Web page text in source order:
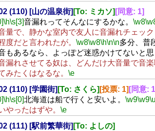
(110) [山の温泉街] [To: ミカソ] [同意: 1]
\h\s[3]音漏れってそんなにするかな。 \w8
量で、静かな室内で友人に音漏れチェッ
度だと言われたが。 \w8\w8\h\n\n多分、普
もあるなら、よっぽど迷惑かけてないと思
漏れさせてる奴は、どんだけ大音量で音
みたくはなるな。 \e
(110) [学園街] [To: さくら] [投票: 1] [同意:
\h\s[0]北海道は船で行くと安いよ。 \w9\w9\u
やったはずや。 \e
(111) [駅前繁華街] [To: よしの]